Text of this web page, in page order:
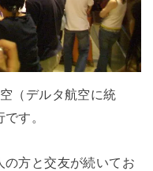
（デルタ航空に統
す。
の方と交友が続いてお